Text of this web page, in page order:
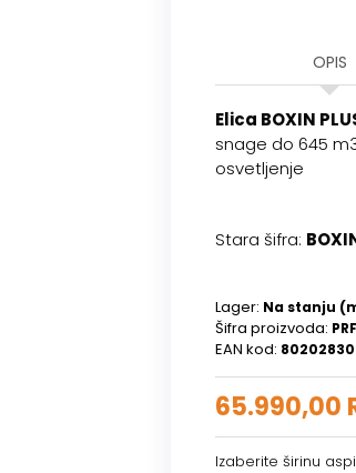
OPIS
Elica BOXIN
snage do 645
osvetljenje
Stara šifra:
Lager: Na stanju
Šifra proizvoda:
EAN kod:
65.990,00
Izaberite širinu